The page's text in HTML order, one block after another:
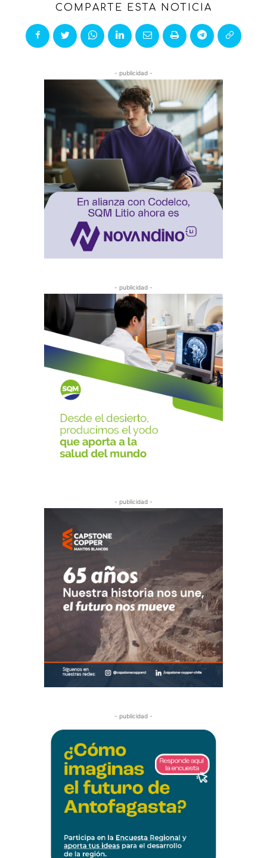
COMPARTE ESTA NOTICIA
- publicidad -
- publicidad -
- publicidad -
- publicidad -